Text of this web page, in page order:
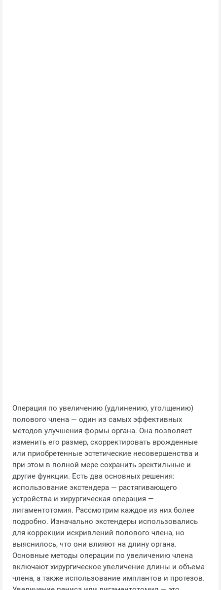
Операция по увеличению (удлинению, утолщению)
полового члена — один из самых эффективных
методов улучшения формы органа. Она позволяет
изменить его размер, скорректировать врожденные
или приобретенные эстетические несовершенства и
при этом в полной мере сохранить эректильные и
другие функции. Есть два основных решения:
использование экстендера — растягивающего
устройства и хирургическая операция —
лигаментотомия. Рассмотрим каждое из них более
подробно. Изначально экстендеры использовались
для коррекции искривлений полового члена, но
выяснилось, что они влияют на длину органа.
Основные методы операции по увеличению члена
включают хирургическое увеличение длины и объема
члена, а также использование имплантов и протезов.